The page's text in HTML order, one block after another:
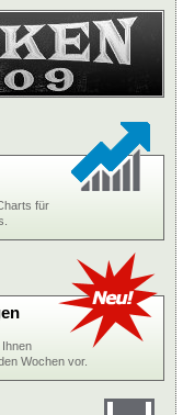
für
Wochen vor.